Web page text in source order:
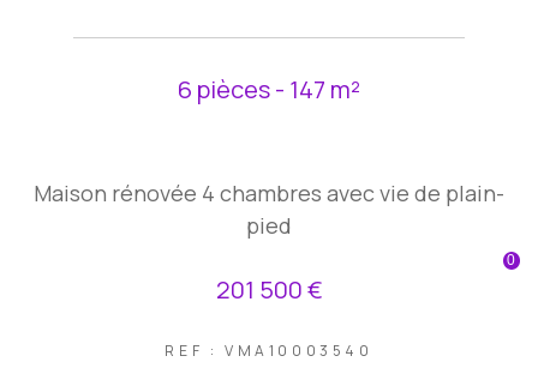
0
6 pièces - 147 m²
Maison rénovée 4 chambres avec vie de plain-
pied
201 500 €
REF : VMA10003540